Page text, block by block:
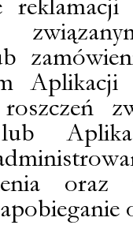
lub
oraz